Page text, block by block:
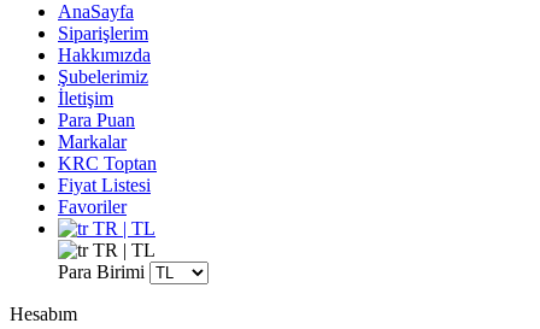
AnaSayfa
Siparişlerim
Hakkımızda
Şubelerimiz
İletişim
Para Puan
Markalar
KRC Toptan
Fiyat Listesi
Favoriler
TR | TL
TR | TL
Para Birimi
Hesabım